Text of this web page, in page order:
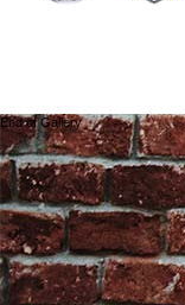
End of Gallery